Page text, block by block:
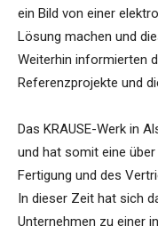
ein Bild von einer
Lösung machen und
Weiterhin informierten
Referenzprojekte und
Das KRAUSE-Werk in
und hat somit eine
Fertigung und des
In dieser Zeit hat sich
Unternehmen zu einer